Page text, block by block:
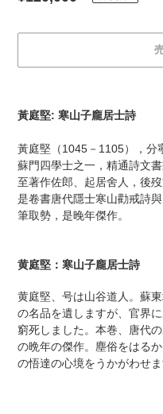
価
ー
ト
に
商
品
を
追
加
る
黃庭堅: 寒山子龐居士詩
黃庭堅（1045－1105），分
蘇門四學士之一，精通詩文
至著作佐郎、起居舍人，後
是卷書唐代隱士寒山勸戒詩
筆取勢，是晚年傑作。
黄庭堅：寒山子龐居士詩
黄庭堅、号は山谷道人。蘇
の名品を遺しますが、官界
窮死しました。本巻、唐代
の晩年の傑作。塵俗をはる
の悟達の心境をうかがわせま